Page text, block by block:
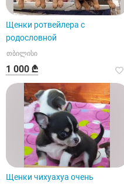
Щенки ротвейлера с
родословной
თბილისი
1 000 ₾
Щенки чихуахуа очень